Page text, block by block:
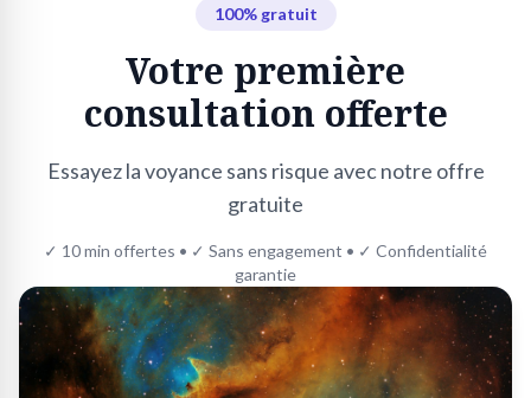
100% gratuit
Votre première
consultation offerte
Essayez la voyance sans risque avec notre offre
gratuite
✓ 10 min offertes • ✓ Sans engagement • ✓ Confidentialité
garantie